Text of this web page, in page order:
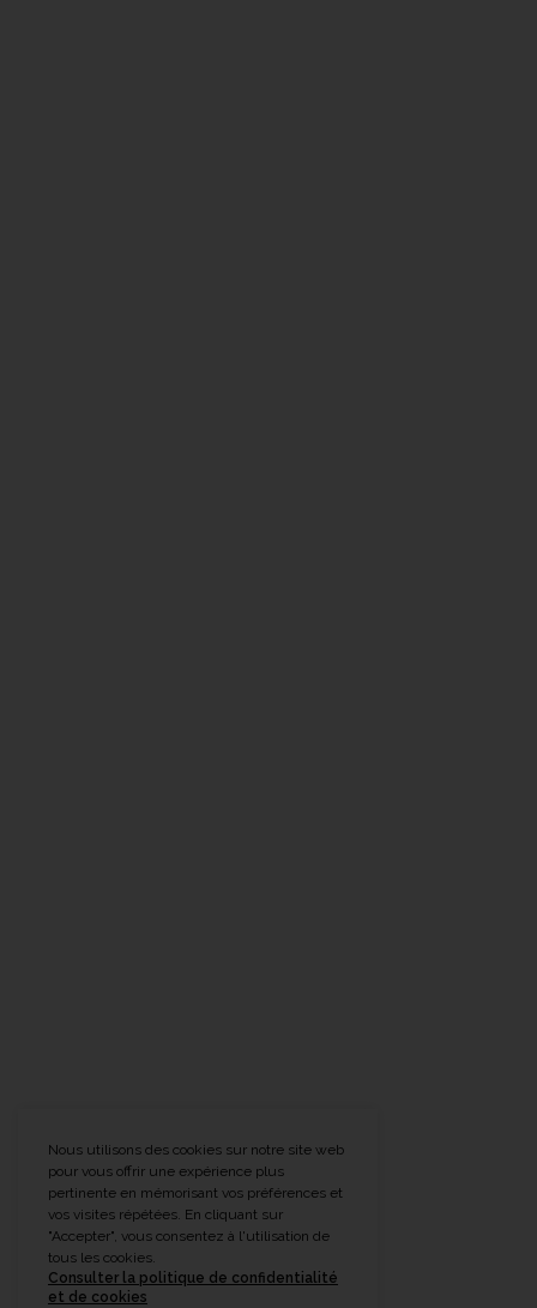
Nous utilisons des cookies sur notre site web
pour vous offrir une expérience plus
pertinente en mémorisant vos préférences et
vos visites répétées. En cliquant sur
"Accepter", vous consentez à l'utilisation de
tous les cookies.
Consulter la politique de confidentialité
et de cookies